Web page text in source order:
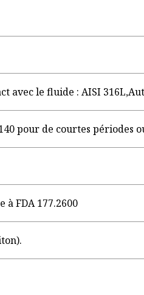
avec le fluide : AISI
pour de courtes périodes
à FDA 177.2600